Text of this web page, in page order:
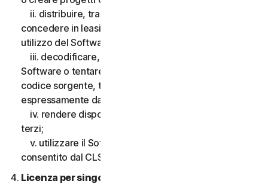
ii. distribuire, trasferire, concedere in licenza,
concedere in leasing, prestare o noleggiare il diritto di
utilizzo del Software a terzi;
iii. decodificare, decompilare o disassemblare il
Software o tentare in qualsiasi modo di scoprire il
codice sorgente, tranne e solo nella misura consentita
espressamente dalla legge applicabile;
iv. rendere disponibili le funzionalità del Software a
terzi;
v. utilizzare il Software in qualsiasi modo non
consentito dal CLS.
Licenza per singolo dispositivo; consentita solo